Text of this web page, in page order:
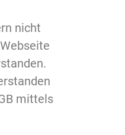
nicht
mittels